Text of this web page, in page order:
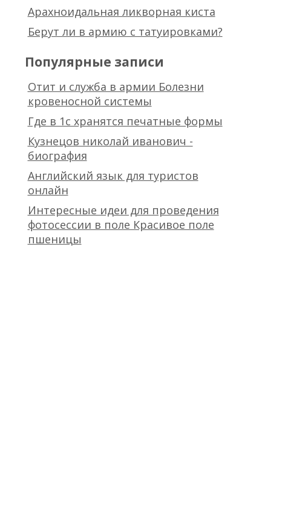
Арахноидальная ликворная киста
Берут ли в армию с татуировками?
Популярные записи
Отит и служба в армии Болезни
кровеносной системы
Где в 1с хранятся печатные формы
Кузнецов николай иванович -
биография
Английский язык для туристов
онлайн
Интересные идеи для проведения
фотосессии в поле Красивое поле
пшеницы